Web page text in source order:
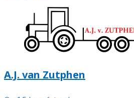
A.J. van Zutphen